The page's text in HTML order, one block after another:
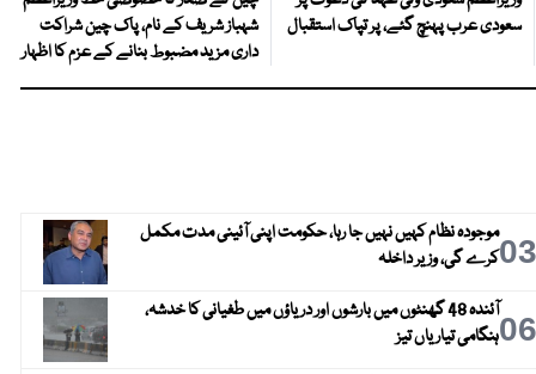
سعودی عرب پہنچ گئے، پر تپاک استقبال
شہباز شریف کے نام، پاک چین شراکت
داری مزید مضبوط بنانے کے عزم کا اظہار
03موجودہ نظام کہیں نہیں جا رہا، حکومت اپنی آئینی مدت مکمل
کرے گی، وزیر داخلہ
06
آئندہ 48 گھنٹوں میں بارشوں اور دریاؤں میں طغیانی کا خدشہ،
ہنگامی تیاریاں تیز